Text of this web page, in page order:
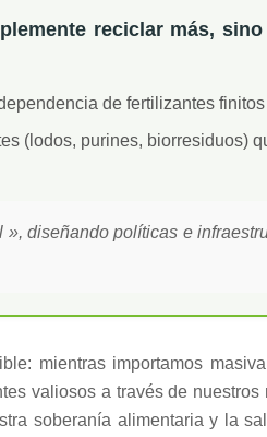
reciclar más,
de fertilizantes
(lodos, purines, biorresiduos)
diseñando políticas e
mientras importamos
valiosos a través de
soberanía alimentaria y la